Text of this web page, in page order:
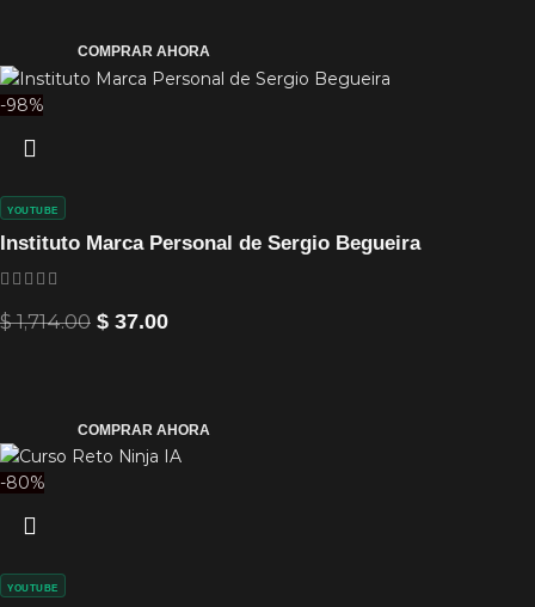
COMPRAR AHORA
-98%
Instituto Marca Personal de Sergio Begueira
YOUTUBE
$1,714.00 $ 37.00
COMPRAR AHORA
-80%
YOUTUBE